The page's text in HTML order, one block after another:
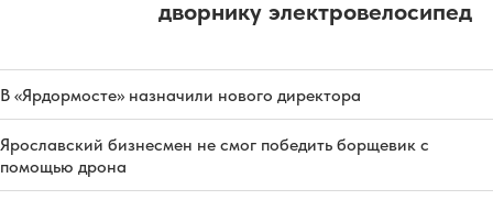
дворнику электровелосипед
В «Ярдормосте» назначили нового директора
Ярославский бизнесмен не смог победить борщевик с
помощью дрона